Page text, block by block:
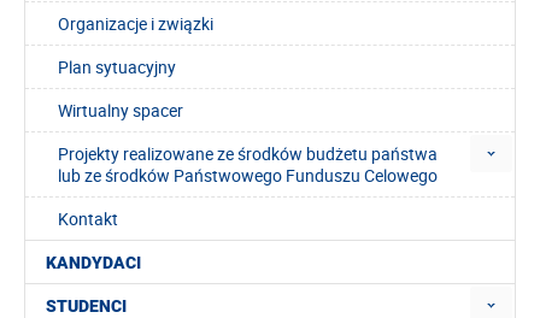
Organizacje i związki
Plan sytuacyjny
Wirtualny spacer
Projekty realizowane ze środków budżetu państwa
lub ze środków Państwowego Funduszu Celowego
Kontakt
KANDYDACI
STUDENCI